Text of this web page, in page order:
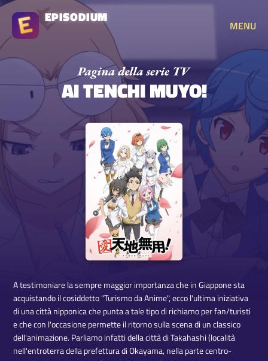
EPISODIUM
MENU
AI TENCHI MUYO!
A testimoniare la sempre maggior importanza che in Giappone sta
acquistando il cosiddetto "Turismo da Anime", ecco l'ultima iniziativa
di una città nipponica che punta a tale tipo di richiamo per fan/turisti
e che con l'occasione permette il ritorno sulla scena di un classico
dell'animazione. Parliamo infatti della città di Takahashi (località
nell'entroterra della prefettura di Okayama, nella parte centro-